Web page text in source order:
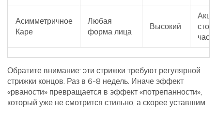
Асимметричное
Каре
Любая
форма лица
Высокий
Обратите внимание: эти стрижки требуют регулярной
стрижки концов. Раз в 6-8 недель. Иначе эффект
«рваности» превращается в эффект «потрепанности»,
который уже не смотрится стильно, а скорее уставшим.